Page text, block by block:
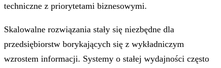
techniczne z priorytetami biznesowymi.
Skalowalne rozwiązania stały się niezbędne dla
przedsiębiorstw borykających się z wykładniczym
wzrostem informacji. Systemy o stałej wydajności często